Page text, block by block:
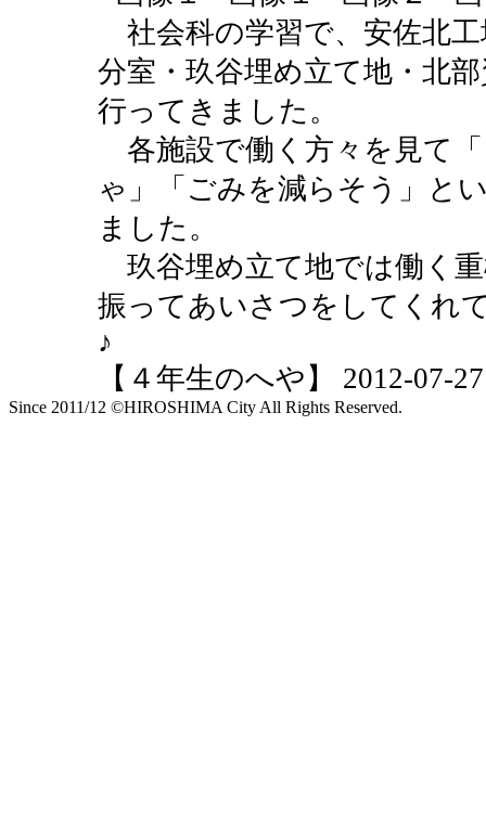
社会科の学習で、安佐北
分室・玖谷埋め立て地・北
行ってきました。
各施設で働く方々を見て
ゃ」「ごみを減らそう」と
ました。
玖谷埋め立て地では働く
振ってあいさつをしてくれ
♪
【４年生のへや】 2012-07-
Since 2011/12 ©HIROSHIMA City All Rights Reserved.